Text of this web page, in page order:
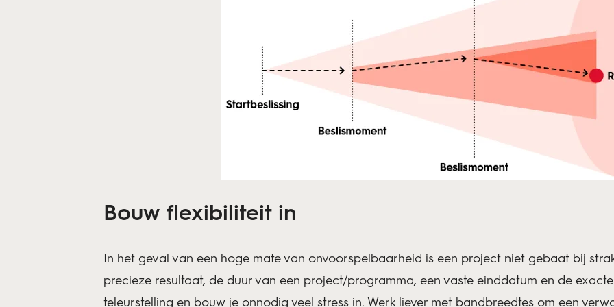
Bouw flexibiliteit in
In het geval van een hoge mate van onvoorspelbaarheid is een project niet gebaat bij
precieze resultaat, de duur van een project/programma, een vaste einddatum en de
teleurstelling en bouw je onnodig veel stress in. Werk liever met bandbreedtes om een